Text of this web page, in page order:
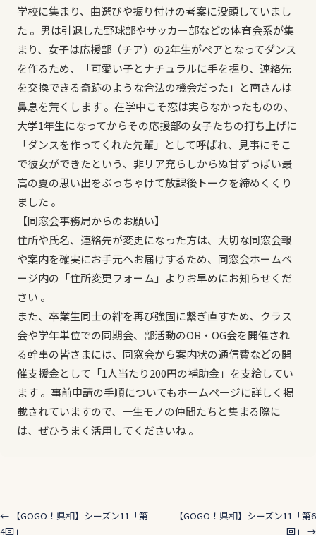
学校に集まり、曲選びや振り付けの考案に没頭していまし
た 。男は引退した野球部やサッカー部などの体育会系が集
まり、女子は応援部（チア）の2年生がペアとなってダンス
を作るため、「可愛い子とナチュラルに手を握り、連絡先
を交換できる奇跡のような合法の機会だった」と南さんは
鼻息を荒くします 。在学中こそ恋は実らなかったものの、
大学1年生になってからその応援部の女子たちの打ち上げに
「ダンスを作ってくれた先輩」として呼ばれ、見事にそこ
で彼女ができたという、非リア充らしからぬ甘ずっぱい最
高の夏の思い出をぶっちゃけて放課後トークを締めくくり
ました 。
【同窓会事務局からのお願い】
住所や氏名、連絡先が変更になった方は、大切な同窓会報
や案内を確実にお手元へお届けするため、同窓会ホームペ
ージ内の「住所変更フォーム」よりお早めにお知らせくだ
さい 。
また、卒業生同士の絆を再び強固に繋ぎ直すため、クラス
会や学年単位での同期会、部活動のOB・OG会を開催され
る幹事の皆さまには、同窓会から案内状の通信費などの開
催支援金として「1人当たり200円の補助金」を支給してい
ます 。事前申請の手順についてもホームページに詳しく掲
載されていますので、一生モノの仲間たちと集まる際に
は、ぜひうまく活用してくださいね 。
← 【GOGO！県相】シーズン11「第
4回」
【GOGO！県相】シーズン11「第6
回」 →